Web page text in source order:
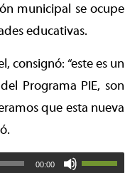
municipal se ocupe
educativas.
consignó: “este es un
Programa PIE, son
que esta nueva
00:00